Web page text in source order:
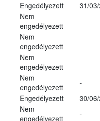
Engedélyezett
31/
Nem
engedélyezett
Nem
engedélyezett
Nem
engedélyezett
Nem
engedélyezett
-
Engedélyezett
30/
Nem
engedélyezett
-